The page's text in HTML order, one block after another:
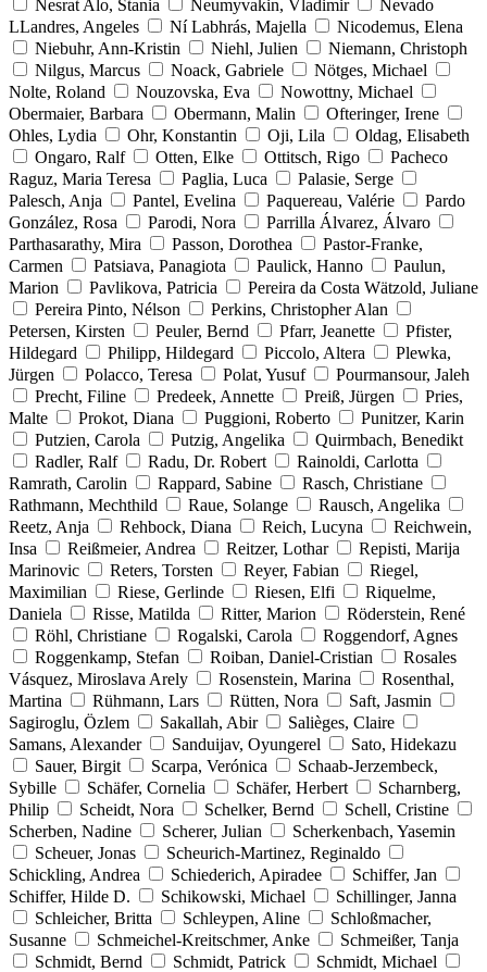
Nesrat Alo, Stania
Neumyvakin, Vladimir
Nevado
LLandres, Angeles
Ní Labhrás, Majella
Nicodemus, Elena
Niebuhr, Ann-Kristin
Niehl, Julien
Niemann, Christoph
Nilgus, Marcus
Noack, Gabriele
Nötges, Michael
Nolte, Roland
Nouzovska, Eva
Nowottny, Michael
Obermaier, Barbara
Obermann, Malin
Ofteringer, Irene
Ohles, Lydia
Ohr, Konstantin Oji, Lila
Oldag, Elisabeth
Ongaro, Ralf
Otten, Elke Ottitsch, Rigo
Pacheco
Raguz, Maria Teresa
Paglia, Luca
Palasie, Serge
Palesch, Anja
Pantel, Evelina Paquereau, Valérie
Pardo
González, Rosa
Parodi, Nora
Parrilla Álvarez, Álvaro
Parthasarathy, Mira
Passon, Dorothea
Pastor-Franke,
Carmen
Patsiava, Panagiota Paulick, Hanno
Paulun,
Marion
Pavlikova, Patricia
Pereira da Costa Wätzold, Juliane
Pereira Pinto, Nélson
Perkins, Christopher Alan
Petersen, Kirsten
Peuler, Bernd Pfarr, Jeanette
Pfister,
Hildegard
Philipp, Hildegard Piccolo, Altera
Plewka,
Jürgen
Polacco, Teresa Polat, Yusuf
Pourmansour, Jaleh
Precht, Filine
Predeek, Annette Preiß, Jürgen
Pries,
Malte
Prokot, Diana Puggioni, Roberto
Punitzer, Karin
Putzien, Carola
Putzig, Angelika
Quirmbach, Benedikt
Radler, Ralf
Radu, Dr. Robert
Rainoldi, Carlotta
Ramrath, Carolin
Rappard, Sabine
Rasch, Christiane
Rathmann, Mechthild
Raue, Solange
Rausch, Angelika
Reetz, Anja
Rehbock, Diana Reich, Lucyna
Reichwein,
Insa
Reißmeier, Andrea Reitzer, Lothar
Repisti, Marija
Marinovic
Reters, Torsten Reyer, Fabian
Riegel,
Maximilian
Riese, Gerlinde Riesen, Elfi
Riquelme,
Daniela
Risse, Matilda Ritter, Marion
Röderstein, René
Röhl, Christiane
Rogalski, Carola
Roggendorf, Agnes
Roggenkamp, Stefan
Roiban, Daniel-Cristian
Rosales
Vásquez, Miroslava Arely
Rosenstein, Marina
Rosenthal,
Martina
Rühmann, Lars Rütten, Nora
Saft, Jasmin
Sagiroglu, Özlem
Sakallah, Abir
Salièges, Claire
Samans, Alexander
Sanduijav, Oyungerel
Sato, Hidekazu
Sauer, Birgit
Scarpa, Verónica
Schaab-Jerzembeck,
Sybille
Schäfer, Cornelia Schäfer, Herbert
Scharnberg,
Philip
Scheidt, Nora Schelker, Bernd
Schell, Cristine
Scherben, Nadine
Scherer, Julian
Scherkenbach, Yasemin
Scheuer, Jonas
Scheurich-Martinez, Reginaldo
Schickling, Andrea
Schiederich, Apiradee
Schiffer, Jan
Schiffer, Hilde D.
Schikowski, Michael
Schillinger, Janna
Schleicher, Britta
Schleypen, Aline
Schloßmacher,
Susanne
Schmeichel-Kreitschmer, Anke
Schmeißer, Tanja
Schmidt, Bernd
Schmidt, Patrick
Schmidt, Michael